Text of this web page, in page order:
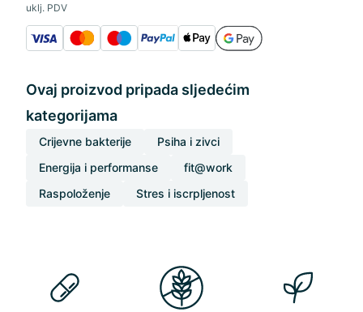
uklj. PDV
Ovaj proizvod pripada sljedećim
kategorijama
Crijevne bakterije
Psiha i zivci
Energija i performanse
fit@work
Raspoloženje
Stres i iscrpljenost